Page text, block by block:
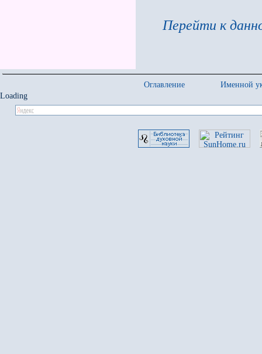
Перейти к
Оглавление
Именной
Loading